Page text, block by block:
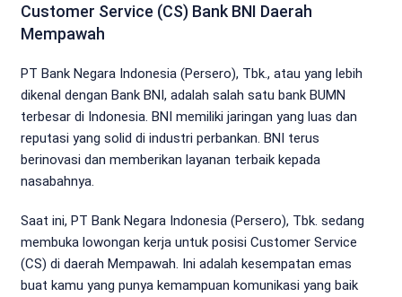
Customer Service (CS) Bank BNI Daerah
Mempawah
PT Bank Negara Indonesia (Persero), Tbk., atau yang lebih
dikenal dengan Bank BNI, adalah salah satu bank BUMN
terbesar di Indonesia. BNI memiliki jaringan yang luas dan
reputasi yang solid di industri perbankan. BNI terus
berinovasi dan memberikan layanan terbaik kepada
nasabahnya.
Saat ini, PT Bank Negara Indonesia (Persero), Tbk. sedang
membuka lowongan kerja untuk posisi Customer Service
(CS) di daerah Mempawah. Ini adalah kesempatan emas
buat kamu yang punya kemampuan komunikasi yang baik